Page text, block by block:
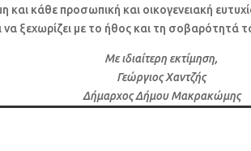
και κάθε προσωπική και οικογενειακή
να ξεχωρίζει με το ήθος και τη σοβαρότητά
Με ιδιαίτερη εκτίμηση,
Γεώργιος Χαντζής
Δήμαρχος Δήμου Μακρακώμης